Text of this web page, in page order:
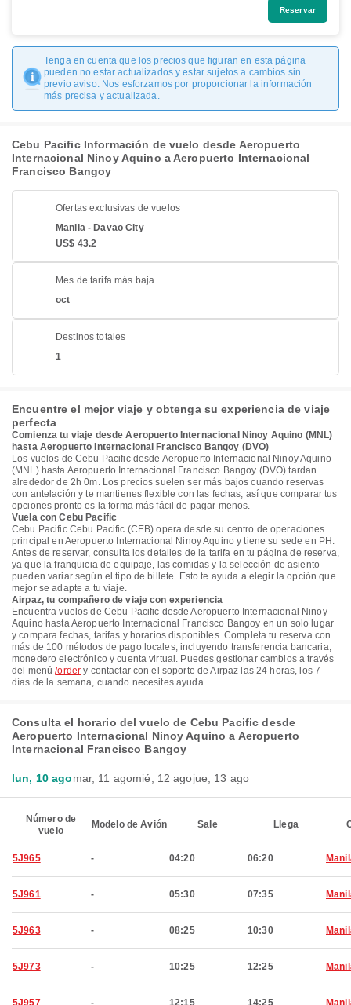
Reservar
Tenga en cuenta que los precios que figuran en esta página
pueden no estar actualizados y estar sujetos a cambios sin
previo aviso. Nos esforzamos por proporcionar la información
más precisa y actualizada.
Cebu Pacific Información de vuelo desde Aeropuerto
Internacional Ninoy Aquino a Aeropuerto Internacional
Francisco Bangoy
Ofertas exclusivas de vuelos
Manila - Davao City
US$ 43.2
Mes de tarifa más baja
oct
Destinos totales
1
Encuentre el mejor viaje y obtenga su experiencia de viaje
perfecta
Comienza tu viaje desde Aeropuerto Internacional Ninoy Aquino (MNL)
hasta Aeropuerto Internacional Francisco Bangoy (DVO)
Los vuelos de Cebu Pacific desde Aeropuerto Internacional Ninoy Aquino
(MNL) hasta Aeropuerto Internacional Francisco Bangoy (DVO) tardan
alrededor de 2h 0m. Los precios suelen ser más bajos cuando reservas
con antelación y te mantienes flexible con las fechas, así que comparar tus
opciones pronto es la forma más fácil de pagar menos.
Vuela con Cebu Pacific
Cebu Pacific Cebu Pacific (CEB) opera desde su centro de operaciones
principal en Aeropuerto Internacional Ninoy Aquino y tiene su sede en PH.
Antes de reservar, consulta los detalles de la tarifa en tu página de reserva,
ya que la franquicia de equipaje, las comidas y la selección de asiento
pueden variar según el tipo de billete. Esto te ayuda a elegir la opción que
mejor se adapte a tu viaje.
Airpaz, tu compañero de viaje con experiencia
Encuentra vuelos de Cebu Pacific desde Aeropuerto Internacional Ninoy
Aquino hasta Aeropuerto Internacional Francisco Bangoy en un solo lugar
y compara fechas, tarifas y horarios disponibles. Completa tu reserva con
más de 100 métodos de pago locales, incluyendo transferencia bancaria,
monedero electrónico y cuenta virtual. Puedes gestionar cambios a través
del menú/order y contactar con el soporte de Airpaz las 24 horas, los 7
días de la semana, cuando necesites ayuda.
Consulta el horario del vuelo de Cebu Pacific desde
Aeropuerto Internacional Ninoy Aquino a Aeropuerto
Internacional Francisco Bangoy
lun, 10 agomar, 11 agomié, 12 agojue, 13 ago
Número de
vuelo
Modelo de Avión Sale Llega
5J965 - 04:20 06:20
5J961 - 05:30 07:35
5J963 - 08:25 10:30
5J973 - 10:25 12:25
5J957 - 12:15 14:25